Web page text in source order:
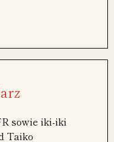
sowie iki-iki
Taiko